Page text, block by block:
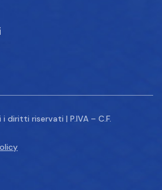
diritti riservati | P.IVA – C.F.